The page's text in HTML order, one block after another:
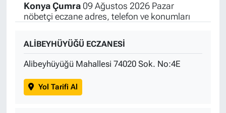
Konya Çumra09 Ağustos 2026 Pazar
nöbetçi eczane adres, telefon ve konumları
ALİBEYHÜYÜĞÜ ECZANESİ
Alibeyhüyüğü Mahallesi 74020 Sok. No:4E
Yol Tarifi Al